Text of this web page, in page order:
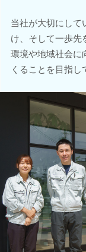
当社が大切にして
け、そして一歩先
環境や地域社会に
くることを目指し